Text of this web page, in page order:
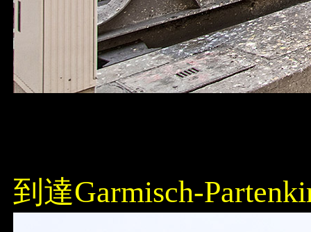
到達Garmisch-